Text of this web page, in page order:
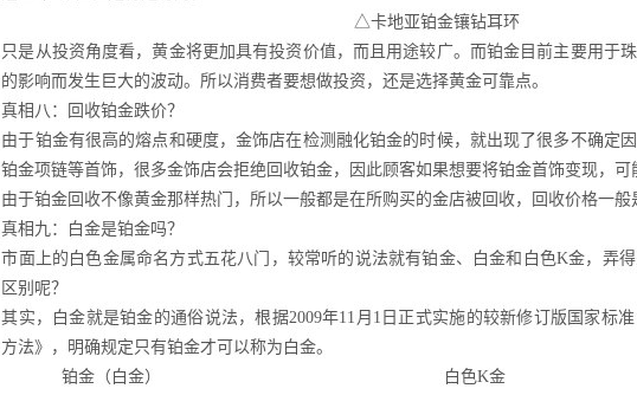
△卡地亚铂金镶钻耳环
只是从投资角度看，黄金将更加具有投资价值，而且用途较广。而铂金目前主要用于
的影响而发生巨大的波动。所以消费者要想做投资，还是选择黄金可靠点。
真相八：回收铂金跌价？
由于铂金有很高的熔点和硬度，金饰店在检测融化铂金的时候，就出现了很多不确定
铂金项链等首饰，很多金饰店会拒绝回收铂金，因此顾客如果想要将铂金首饰变现，可
由于铂金回收不像黄金那样热门，所以一般都是在所购买的金店被回收，回收价格一般
真相九：白金是铂金吗？
市面上的白色金属命名方式五花八门，较常听的说法就有铂金、白金和白色K金，弄
区别呢？
其实，白金就是铂金的通俗说法，根据2009年11月1日正式实施的较新修订版国家标
方法》，明确规定只有铂金才可以称为白金。
铂金（白金）
白色K金